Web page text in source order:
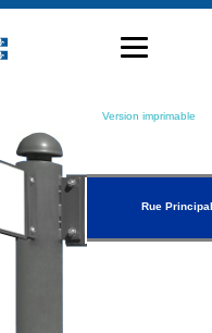
Version imprimable
Rue